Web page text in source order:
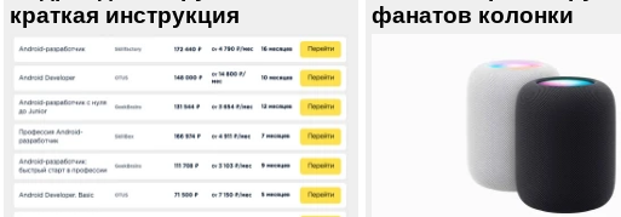
краткая инструкция
фанатов колонки